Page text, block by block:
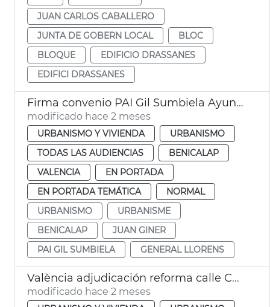
JUAN CARLOS CABALLERO
JUNTA DE GOBERN LOCAL
BLOC
BLOQUE
EDIFICIO DRASSANES
EDIFICI DRASSANES
Firma convenio PAI Gil Sumbiela Ayuntamiento València
modificado hace 2 meses
URBANISMO Y VIVIENDA
URBANISMO
TODAS LAS AUDIENCIAS
BENICALAP
VALENCIA
EN PORTADA
EN PORTADA TEMÁTICA
NORMAL
URBANISMO
URBANISME
BENICALAP
JUAN GINER
PAI GIL SUMBIELA
GENERAL LLORENS
València adjudicación reforma calle Colón
modificado hace 2 meses